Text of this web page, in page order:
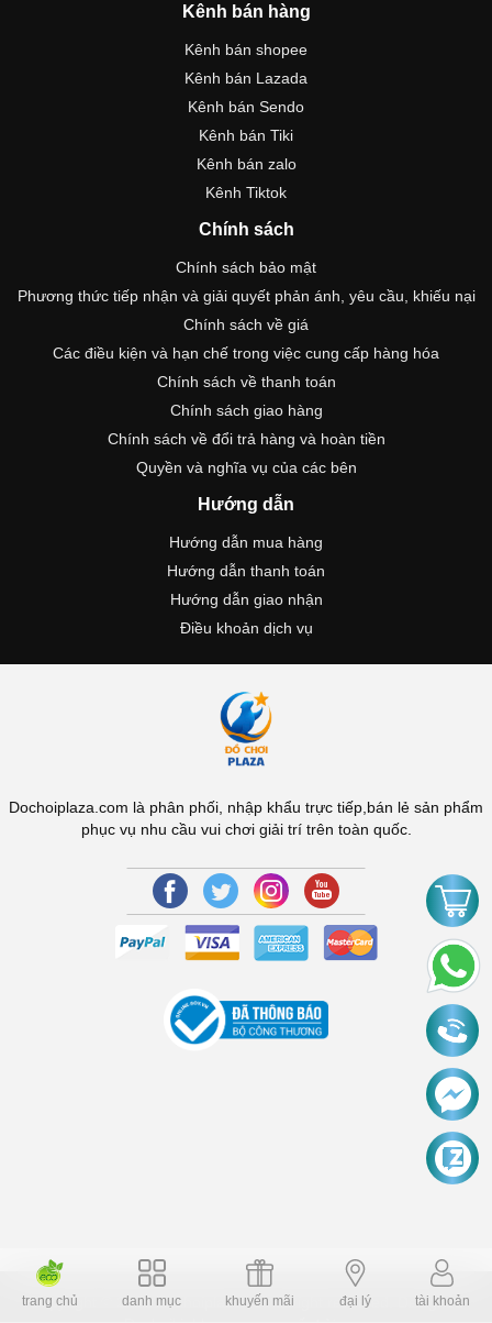
Kênh bán hàng
Kênh bán shopee
Kênh bán Lazada
Kênh bán Sendo
Kênh bán Tiki
Kênh bán zalo
Kênh Tiktok
Chính sách
Chính sách bảo mật
Phương thức tiếp nhận và giải quyết phản ánh, yêu cầu, khiếu nại
Chính sách về giá
Các điều kiện và hạn chế trong việc cung cấp hàng hóa
Chính sách về thanh toán
Chính sách giao hàng
Chính sách về đổi trả hàng và hoàn tiền
Quyền và nghĩa vụ của các bên
Hướng dẫn
Hướng dẫn mua hàng
Hướng dẫn thanh toán
Hướng dẫn giao nhận
Điều khoản dịch vụ
Dochoiplaza.com là phân phối, nhập khẩu trực tiếp,bán lẻ sản phẩm
phục vụ nhu cầu vui chơi giải trí trên toàn quốc.
Copyright © 2006 Dochoiplaza.com Alright reversed. Designed
trang chủ danh mục khuyến mãi đại lý tài khoản